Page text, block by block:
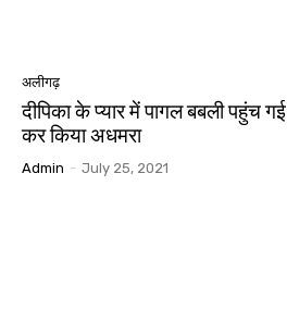
अलीगढ़
दीपिका के प्यार में पागल बबली पहुंच
कर किया अधमरा
Admin - July 25, 2021